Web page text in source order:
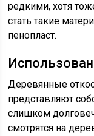
редкими, хотя
стать такие
пенопласт.
Деревянные
представляют
слишком
смотрятся на